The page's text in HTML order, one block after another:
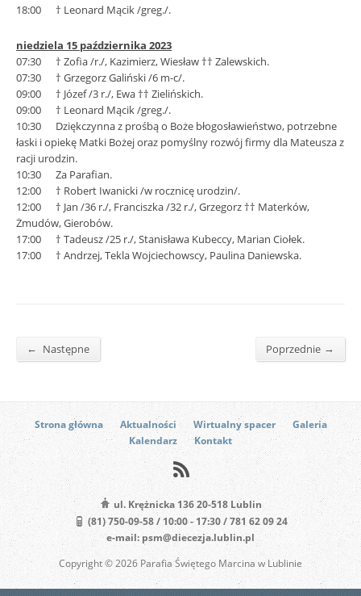
18:00 † Leonard Mącik /greg./.
niedziela 15 października 2023
07:30 † Zofia /r./, Kazimierz, Wiesław †† Zalewskich.
07:30 † Grzegorz Galiński /6 m-c/.
09:00 † Józef /3 r./, Ewa †† Zielińskich.
09:00 † Leonard Mącik /greg./.
10:30 Dziękczynna z prośbą o Boże błogosławieństwo, potrzebne
łaski i opiekę Matki Bożej oraz pomyślny rozwój firmy dla Mateusza z
racji urodzin.
10:30 Za Parafian.
12:00 † Robert Iwanicki /w rocznicę urodzin/.
12:00 † Jan /36 r./, Franciszka /32 r./, Grzegorz †† Materków,
Żmudów, Gierobów.
17:00 † Tadeusz /25 r./, Stanisława Kubeccy, Marian Ciołek.
17:00 † Andrzej, Tekla Wojciechowscy, Paulina Daniewska.
← Następne Poprzednie →
Strona główna Aktualności Wirtualny spacer
Galeria
Kalendarz
Kontakt
ul. Krężnicka 136 20-518 Lublin
(81) 750-09-58 / 10:00 - 17:30 / 781 62 09 24
e-mail: psm@diecezja.lublin.pl
Copyright © 2026 Parafia Świętego Marcina w Lublinie